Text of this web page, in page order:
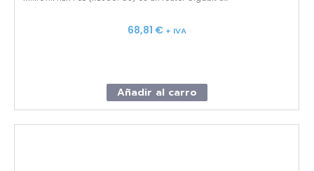
68,81 € + IVA
Añadir al carro